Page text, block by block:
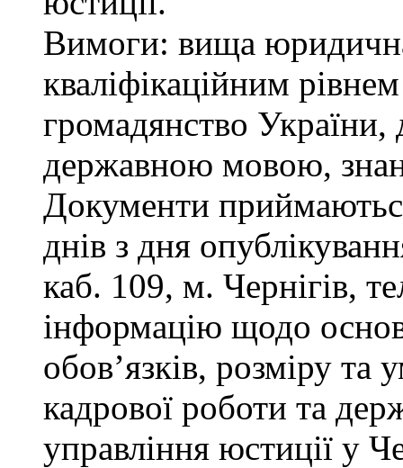
Вимоги: вища юридична
кваліфікаційним
громадянство України,
державною мовою,
Документи
днів з дня
каб. 109, м. Чернігів,
інформацію щодо
обов’язків, розміру та
кадрової роботи та
управління юстиції у